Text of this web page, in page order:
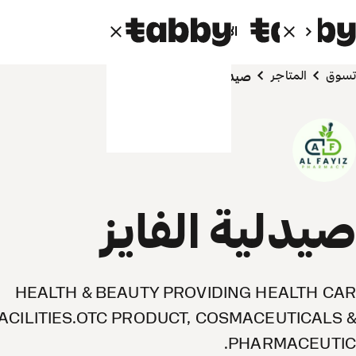
الأفراد الشركاء
تسوق المتاجر صيدلية الفايز
صيدلية الفايز
HEALTH & BEAUTY PROVIDING HEALTH CAR
PRODUCT, COSMACEUTICALS &
PHARMACEUTIC.